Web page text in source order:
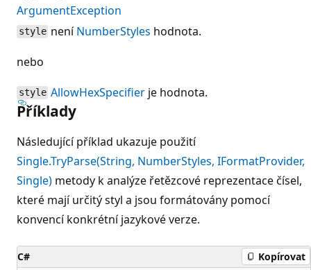
ArgumentException
style neníNumberStyles hodnota.
nebo
style AllowHexSpecifier je hodnota.
Příklady
Následující příklad ukazuje použití
Single.TryParse(String, NumberStyles, IFormatProvider,
Single) metody k analýze řetězcové reprezentace čísel,
které mají určitý styl a jsou formátovány pomocí
konvencí konkrétní jazykové verze.
C# Kopírovat